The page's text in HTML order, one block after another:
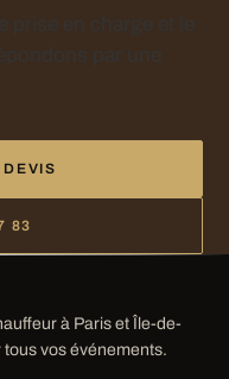
83
à Paris et Île-de-
vos événements.